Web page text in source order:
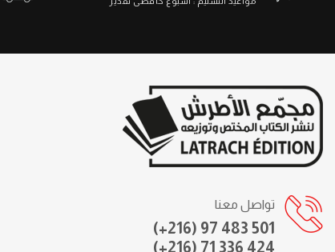
تواصل معنا
(+216) 97 483 501
(+216) 71 336 424